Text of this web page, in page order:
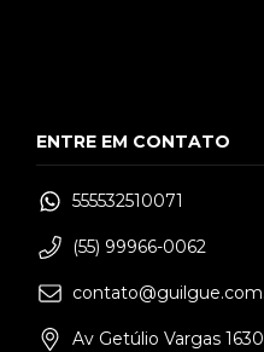
ENTRE EM CONTATO
555532510071
(55) 99966-0062
Av Getúlio Vargas